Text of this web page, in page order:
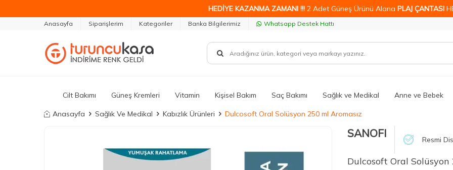
HEDİYE KAZANMA ZAMANI !!! 2 Adet Güneş Ürünü Alana PLAJ ÇANTASI
Anasayfa Siparişlerim Kategoriler Banka Bilgilerimiz Whatsapp Destek Hattı
Cilt Bakımı Güneş Kremleri Vitamin Kişisel Bakım Saç Bakımı Sağlık ve Medikal Anne ve Bebek
Anasayfa Sağlık Ve Medikal Kabızlık Ürünleri Dulcosoft Oral Solüsyon 250 ml Aromasız
SANOFI Resmi
Dulcosoft Oral Solüsyon